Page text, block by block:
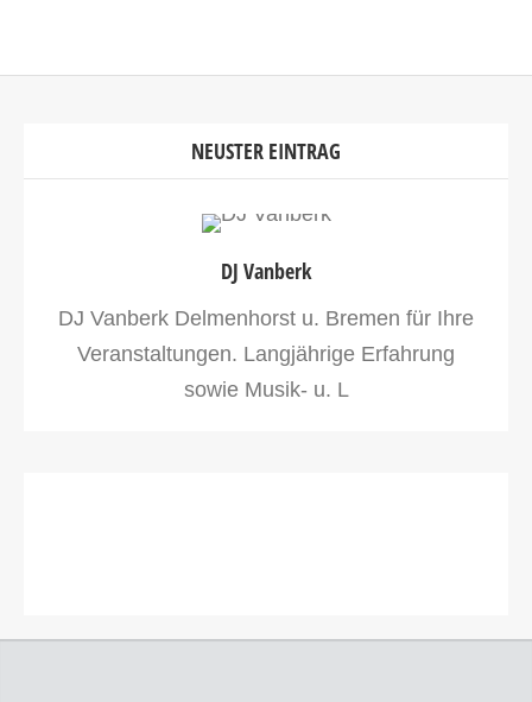
NEUSTER EINTRAG
DJ Vanberk
DJ Vanberk Delmenhorst u. Bremen für Ihre
Veranstaltungen. Langjährige Erfahrung
sowie Musik- u. L